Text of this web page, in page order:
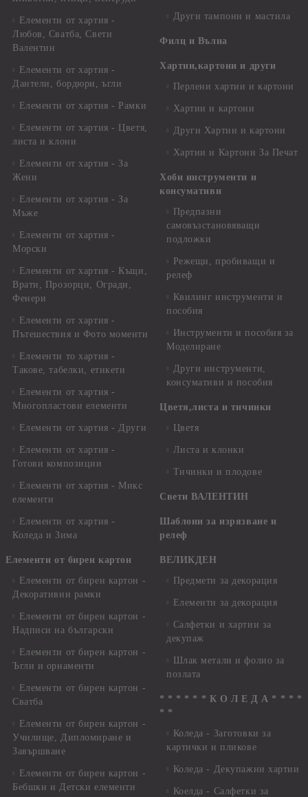
Елементи от хартия -
Любов, Сватба, Свети
Валентин
Елементи от хартия -
Дантели, бордюри, ъгли
Елементи от хартия - Рамки
Елементи от хартия - Цветя,
листа и клони
Елементи от хартия - За
Жени
Елементи от хартия - За
Мъже
Елементи от хартия -
Морски
Елементи от хартия - Къщи,
Врати, Прозорци, Огради,
Фенери
Елементи от хартия -
Пътешествия и Фото моменти
Елементи то хартия -
Такове, табелки, етикети
Елементи от хартия -
Многопластови елементи
Елементи от хартия - Други
Елементи от хартия -
Готови композиции
Елементи от хартия - Микс
елементи
Елементи от хартия -
Коледа и Зима
Елементи от бирен картон
Елементи от бирен картон -
Декоративни рамки
Елементи от бирен картон -
Надписи на български
Елементи от бирен картон -
Ъгли и орнаменти
Елементи от бирен картон -
Сватба
Елементи от бирен картон -
Училище, Дипломиране и
Завършване
Елементи от бирен картон -
Бебшки и Детски елементи
Други тампони и мастила
Филц и Вълна
Хартии,картони и други
Перлени хартии и картони
Хартии и картони
Други Хартии и картони
Хартии и Картони За Печат
Хоби инструменти и
консумативи
Предпазни
самовъзстановяващи
подложки
Режещи, пробиващи и
релеф
Квилинг инструменти и
пособия
Инструменти и пособия за
Моделиране
Други инструменти,
консумативи и пособия
Цветя,листа и тичинки
Цветя
Листа и клонки
Тичинки и плодове
Свети ВАЛЕНТИН
Шаблони за изрязване и
релеф
ВЕЛИКДЕН
Предмети за декорация
Елементи за декорация
Салфетки и хартии за
декупаж
Шлак метали и фолио за
позлата
* * * * * * К О Л Е Д А * * * *
* *
Коледа - Заготовки за
картички и пликове
Коледа - Декупажни хартии
Коелда - Салфетки за